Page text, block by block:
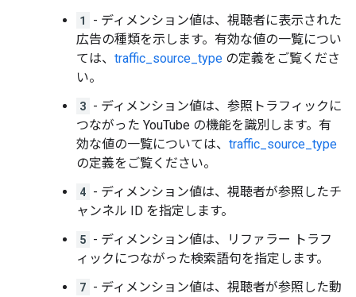
1
- ディメンション値は、視聴者に表示された
広告の種類を示します。有効な値の一覧につい
ては、 traffic_source_type の定義をご覧くださ
い。
3 - ディメンション値は、参照トラフィックに
つながった YouTube の機能を識別します。有
効な値の一覧については、 traffic_source_type
の定義をご覧ください。
4 - ディメンション値は、視聴者が参照したチ
ャンネル ID を指定します。
5 - ディメンション値は、リファラー トラフ
ィックにつながった検索語句を指定します。
7 - ディメンション値は、視聴者が参照した動